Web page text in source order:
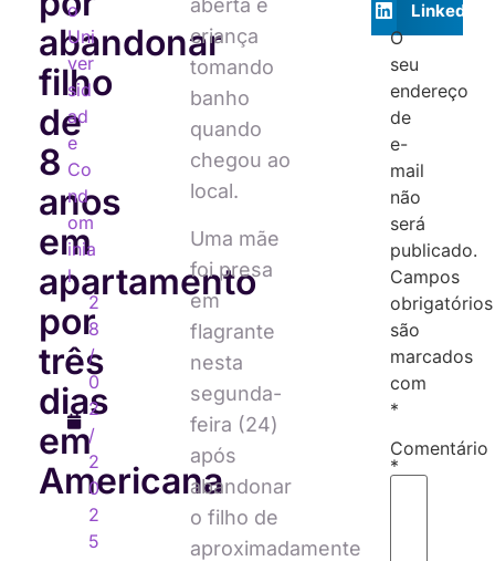
abandonar
filho
de
8
anos
em
apartamento
por
três
dias
em
Americana
o
Uni
ver
sid
ad
e
Co
nd
om
inia
l
2
8
/
0
2
/
2
0
2
5
aberta e
criança
tomando
banho
quando
chegou ao
local.
Uma mãe
foi presa
em
flagrante
nesta
segunda-
feira (24)
após
abandonar
o filho de
aproximadamente
LinkedIn
O
seu
endereço
de
e-
mail
não
será
publicado.
Campos
obrigatórios
são
marcados
com
*
Comentário
*